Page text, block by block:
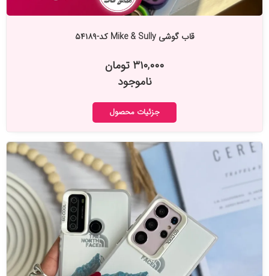
قاب گوشی Mike & Sully کد-۵۴۱۸۹
۳۱۰,۰۰۰ تومان
ناموجود
جزئیات محصول